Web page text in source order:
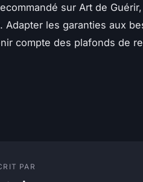
sur Art de
Adapter les garanties aux
compte des plafonds de
PAR